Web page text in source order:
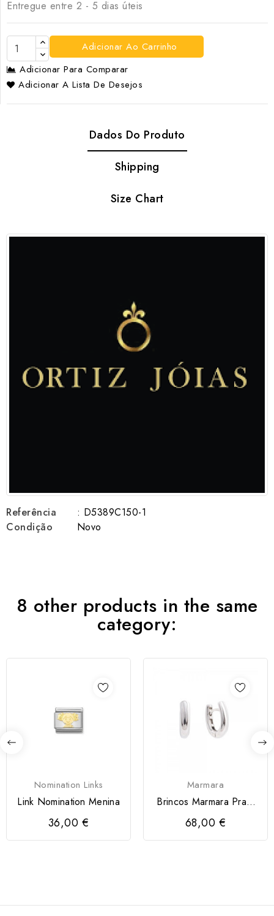
Entregue entre 2 - 5 dias úteis
Adicionar Ao Carrinho
Adicionar Para Comparar
Adicionar A Lista De Desejos
Dados Do Produto
Shipping
Size Chart
Referência
: D5389C150-1
Condição
Novo
8 other products in the same
category:
Nomination Links
Link Nomination Menina
36,00 €
Marmara
Brincos Marmara Prata
925
68,00 €